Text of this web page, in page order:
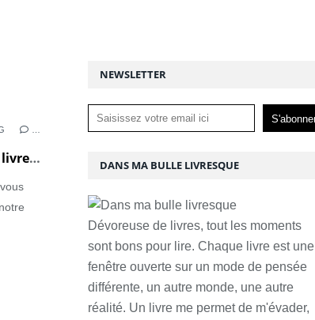
Top Ten Tuesday #5 : Les dix livres à lire pour découvrir le monde
NEWSLETTER
DANS MA BULLE LIVRESQUE
Dévoreuse de livres, tout les moments
sont bons pour lire. Chaque livre est une
fenêtre ouverte sur un mode de pensée
différente, un autre monde, une autre
réalité. Un livre me permet de m'évader,